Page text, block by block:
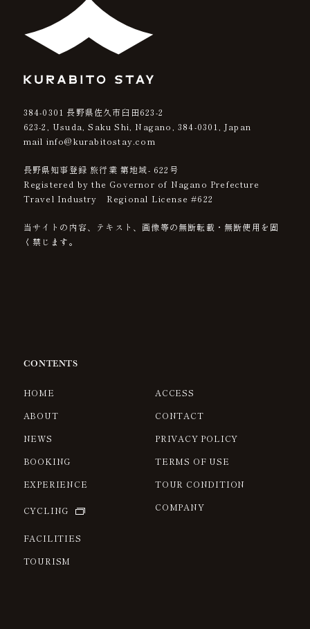
384-0301 長野県佐久市臼田623-2
623-2, Usuda, Saku Shi, Nagano, 384-0301
, Japan
mail info@kurabitostay.com
長野県知事登録 旅行業 第地域- 622号
Registered by the Governor of Nagano Prefecture
Travel Industry Regional License #622
当サイトの内容、テキスト、画像等の無断転載・無断使用を固
く禁じます。
CONTENTS
HOME
ABOUT
NEWS
BOOKING
EXPERIENCE
CYCLING
FACILITIES
TOURISM
ACCESS
CONTACT
PRIVACY POLICY
TERMS OF USE
TOUR CONDITION
COMPANY